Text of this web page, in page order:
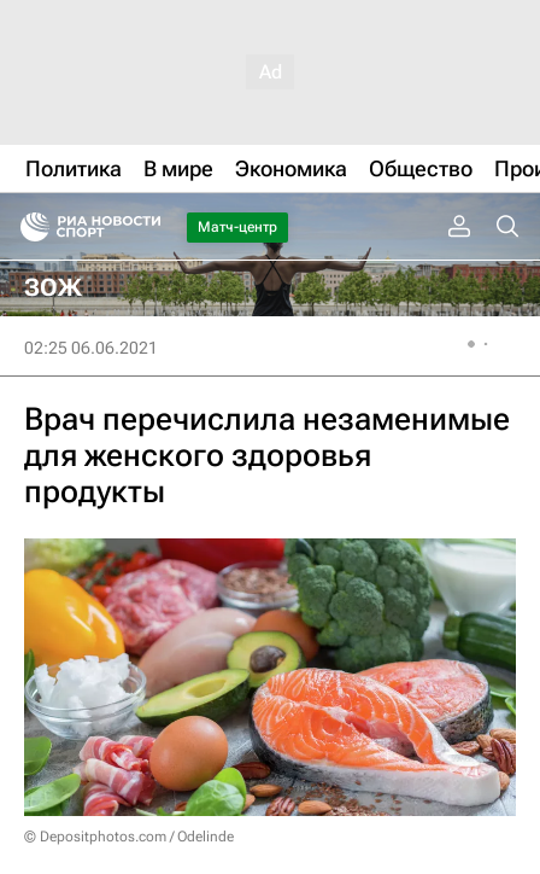
Политика В мире Экономика Общество
Матч-центр
ЗОЖ
02:25 06.06.2021
Врач перечислила незаменимые
для женского здоровья
продукты
© Depositphotos.com / Odelinde